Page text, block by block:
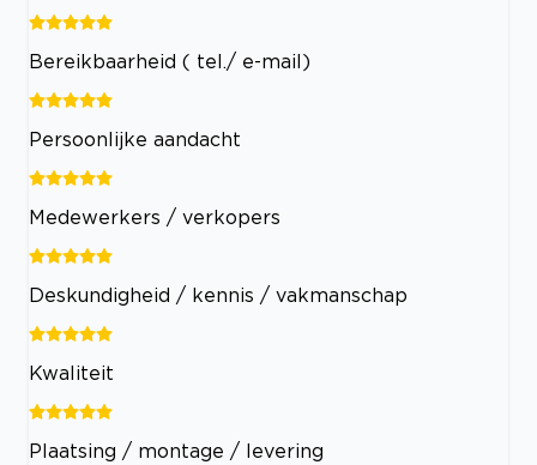
Bereikbaarheid ( tel./ e-mail)
Persoonlijke aandacht
Medewerkers / verkopers
Deskundigheid / kennis / vakmanschap
Kwaliteit
Plaatsing / montage / levering